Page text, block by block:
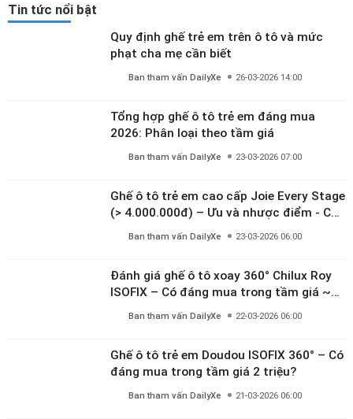
Tin tức nổi bật
Quy định ghế trẻ em trên ô tô và mức
phạt cha mẹ cần biết
Ban tham vấn DailyXe 26-03-2026 14:00
Tổng hợp ghế ô tô trẻ em đáng mua
2026: Phân loại theo tầm giá
Ban tham vấn DailyXe 23-03-2026 07:00
Ghế ô tô trẻ em cao cấp Joie Every Stage
(> 4.000.000đ) – Ưu và nhược điểm - Có
đáng đầu tư cho bé từ 0–12 tuổi?
Ban tham vấn DailyXe 23-03-2026 06:00
Đánh giá ghế ô tô xoay 360° Chilux Roy
ISOFIX – Có đáng mua trong tầm giá ~3
Ban tham vấn DailyXe 22-03-2026 06:00
Ghế ô tô trẻ em Doudou ISOFIX 360° – Có
đáng mua trong tầm giá 2 triệu?
Ban tham vấn DailyXe 21-03-2026 06:00